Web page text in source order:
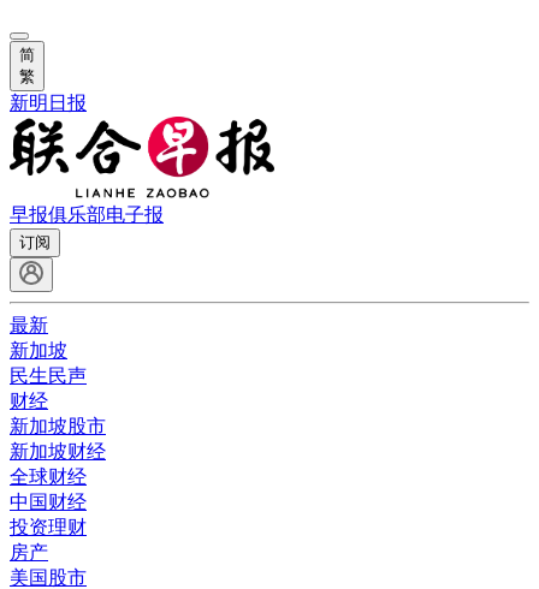
简
繁
新明日报
早报俱乐部电子报
订阅
最新
新加坡
民生民声
财经
新加坡股市
新加坡财经
全球财经
中国财经
投资理财
房产
美国股市